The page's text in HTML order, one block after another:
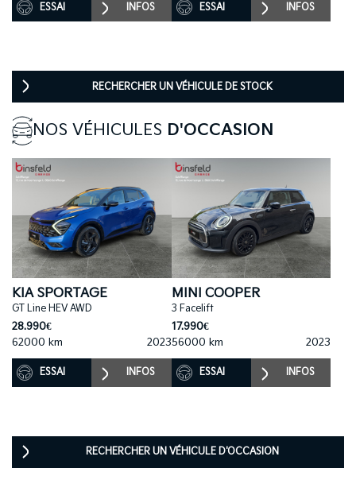
ESSAI INFOS ESSAI INFOS
RECHERCHER UN VÉHICULE DE STOCK
NOS VÉHICULES D'OCCASION
KIA SPORTAGE
GT Line HEV AWD
28.990€
62000 km
2023
ESSAI INFOS
MINI COOPER
3 Facelift
17.990€
56000 km
2023
ESSAI INFOS
RECHERCHER UN VÉHICULE D'OCCASION